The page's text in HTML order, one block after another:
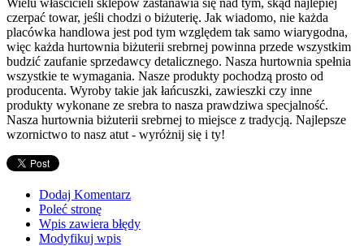
czerpać towar, jeśli chodzi o biżuterię. Jak wiadomo, nie każda
placówka handlowa jest pod tym względem tak samo wiarygodna,
więc każda hurtownia biżuterii srebrnej powinna przede wszystkim
budzić zaufanie sprzedawcy detalicznego. Nasza hurtownia spełnia
wszystkie te wymagania. Nasze produkty pochodzą prosto od
producenta. Wyroby takie jak łańcuszki, zawieszki czy inne
produkty wykonane ze srebra to nasza prawdziwa specjalność.
Nasza hurtownia biżuterii srebrnej to miejsce z tradycją. Najlepsze
wzornictwo to nasz atut - wyróżnij się i ty!
Dodaj Komentarz
Poleć stronę
Wpis zawiera błędy
Modyfikuj wpis